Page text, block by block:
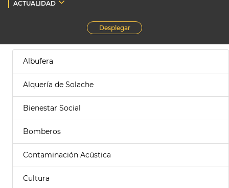
ACTUALIDAD
Desplegar
Albufera
Alquería de Solache
Bienestar Social
Bomberos
Contaminación Acústica
Cultura